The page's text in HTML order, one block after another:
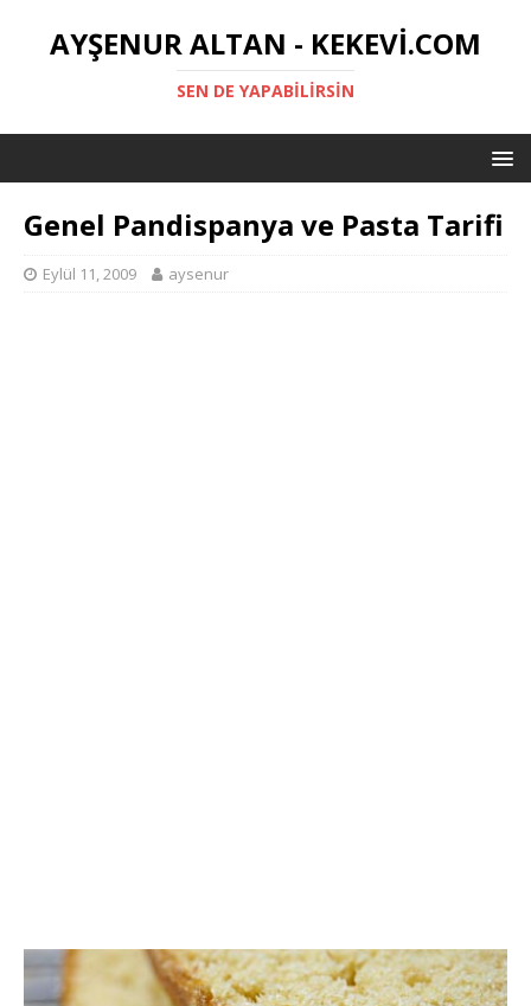
AYŞENUR ALTAN - KEKEVI.COM
SEN DE YAPABILIRSIN
Genel Pandispanya ve Pasta Tarifi
Eylül 11, 2009 aysenur